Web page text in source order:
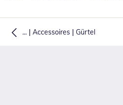
... | Accessoires | Gürtel